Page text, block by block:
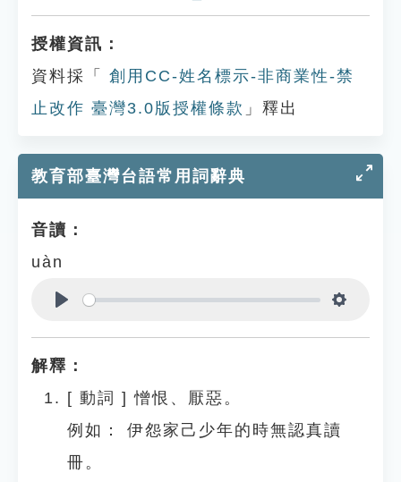
授權資訊：
資料採「
創用CC-姓名標示-非商業性-禁
止改作 臺灣3.0版授權條款 」釋出
教育部臺灣台語常用詞辭典
音讀：
uàn
解釋：
[ 動詞 ]憎恨、厭惡。
例如：
伊怨家己少年的時無認真讀
冊。